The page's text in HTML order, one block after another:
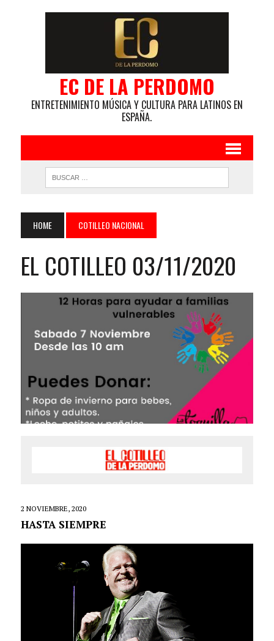
EC DE LA PERDOMO
ENTRETENIMIENTO MÚSICA Y CULTURA PARA LATINOS EN
ESPAÑA.
HOME COTILLEO NACIONAL
EL COTILLEO 03/11/2020
2 NOVIEMBRE, 2020
HASTA SIEMPRE